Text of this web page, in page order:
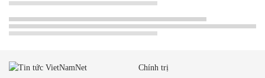
Chính trị